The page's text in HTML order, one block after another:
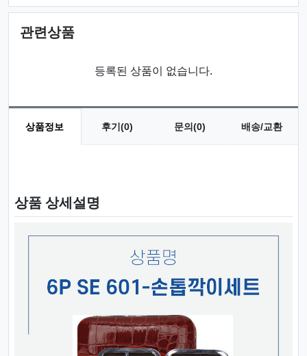
관련상품
등록된 상품이 없습니다.
상품정보 후기(0) 문의(0) 배송/교환
상품 상세설명